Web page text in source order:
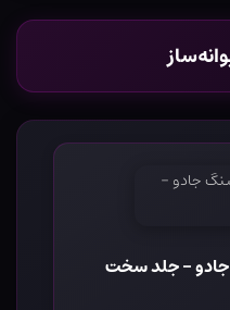
جادو - جلد سخت